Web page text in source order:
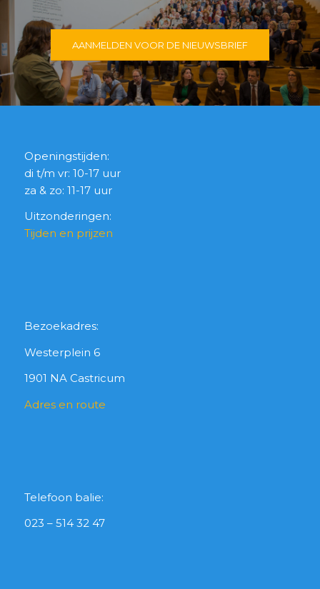
AANMELDEN VOOR DE NIEUWSBRIEF
Openingstijden:
di t/m vr: 10-17 uur
za & zo: 11-17 uur
Uitzonderingen:
Tijden en prijzen
Bezoekadres:
Westerplein 6
1901 NA Castricum
Adres en route
Telefoon balie:
023 – 514 32 47